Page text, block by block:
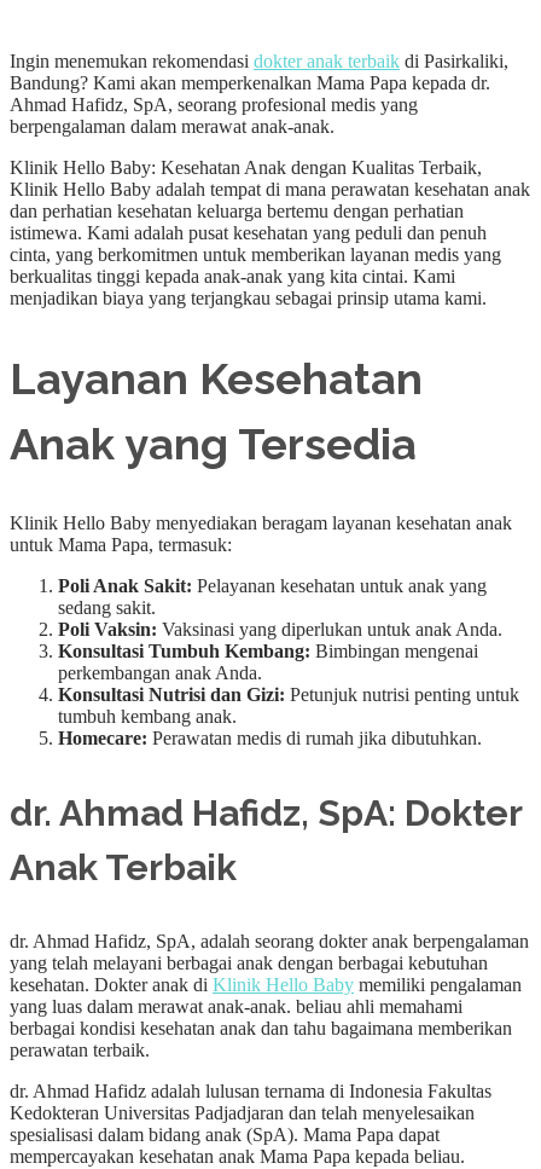
Ingin menemukan rekomendasi dokter anak terbaik di Pasirkaliki,
Bandung? Kami akan memperkenalkan Mama Papa kepada dr.
Ahmad Hafidz, SpA, seorang profesional medis yang
berpengalaman dalam merawat anak-anak.
Klinik Hello Baby: Kesehatan Anak dengan Kualitas Terbaik,
Klinik Hello Baby adalah tempat di mana perawatan kesehatan anak
dan perhatian kesehatan keluarga bertemu dengan perhatian
istimewa. Kami adalah pusat kesehatan yang peduli dan penuh
cinta, yang berkomitmen untuk memberikan layanan medis yang
berkualitas tinggi kepada anak-anak yang kita cintai. Kami
menjadikan biaya yang terjangkau sebagai prinsip utama kami.
Layanan Kesehatan
Anak yang Tersedia
Klinik Hello Baby menyediakan beragam layanan kesehatan anak
untuk Mama Papa, termasuk:
Poli Anak Sakit: Pelayanan kesehatan untuk anak yang
sedang sakit.
Poli Vaksin: Vaksinasi yang diperlukan untuk anak Anda.
Konsultasi Tumbuh Kembang: Bimbingan mengenai
perkembangan anak Anda.
Konsultasi Nutrisi dan Gizi: Petunjuk nutrisi penting untuk
tumbuh kembang anak.
Homecare: Perawatan medis di rumah jika dibutuhkan.
dr. Ahmad Hafidz, SpA: Dokter
Anak Terbaik
dr. Ahmad Hafidz, SpA, adalah seorang dokter anak berpengalaman
yang telah melayani berbagai anak dengan berbagai kebutuhan
kesehatan. Dokter anak di Klinik Hello Baby memiliki pengalaman
yang luas dalam merawat anak-anak. beliau ahli memahami
berbagai kondisi kesehatan anak dan tahu bagaimana memberikan
perawatan terbaik.
dr. Ahmad Hafidz adalah lulusan ternama di Indonesia Fakultas
Kedokteran Universitas Padjadjaran dan telah menyelesaikan
spesialisasi dalam bidang anak (SpA). Mama Papa dapat
mempercayakan kesehatan anak Mama Papa kepada beliau.